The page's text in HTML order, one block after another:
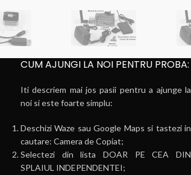
CUM AJUNGI LA NOI PENTRU PROBA:
Iti descriem mai jos pasii pentru a ajunge la
noi si este foarte simplu:
Deschizi Waze sau Google Maps si tastezi in
cautare: Camera de Copiat;
Selectezi din lista DOAR PE CEA DIN
SPLAIUL INDEPENDENTEI;